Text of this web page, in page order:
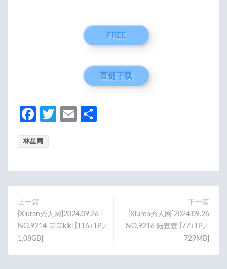
FREE
直链下载
Fa
b
k
T
E
林星阑
上一篇
[Xiuren秀人网]2024.09.26
NO.9214 诗诗kiki [116+1P／
1.08GB]
下一篇
[Xiuren秀人网]2024.09.26
NO.9216 陆萱萱 [77+1P／
729MB]